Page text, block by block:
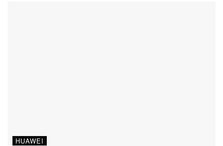
HUAWEI